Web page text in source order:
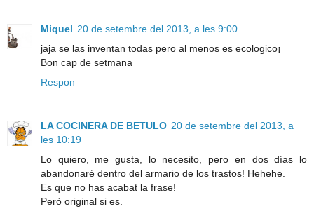
Miquel 20 de setembre del 2013, a les 9:00
jaja se las inventan todas pero al menos es ecologico¡
Bon cap de setmana
Respon
LA COCINERA DE BETULO 20 de setembre del 2013, a
les 10:19
Lo quiero, me gusta, lo necesito, pero en dos días lo
abandonaré dentro del armario de los trastos! Hehehe.
Es que no has acabat la frase!
Però original si es.